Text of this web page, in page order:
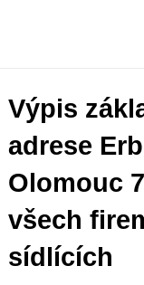
Výpis
adrese
Olomouc
všech
sídlících